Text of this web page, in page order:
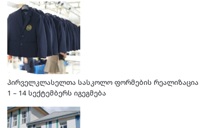
პირველკლასელთა სასკოლო ფორმების რეალიზაცია
1 – 14 სექტემბერს იგეგმება